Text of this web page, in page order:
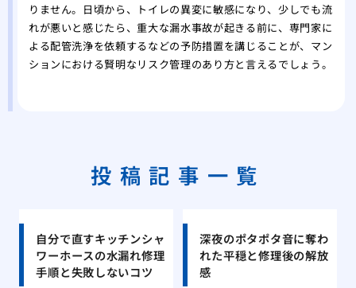
りません。日頃から、トイレの異変に敏感になり、少しでも流
れが悪いと感じたら、重大な漏水事故が起きる前に、専門家に
よる配管洗浄を依頼するなどの予防措置を講じることが、マン
ションにおける賢明なリスク管理のあり方と言えるでしょう。
投稿記事一覧
自分で直すキッチンシャ
ワーホースの水漏れ修理
手順と失敗しないコツ
深夜のポタポタ音に奪わ
れた平穏と修理後の解放
感